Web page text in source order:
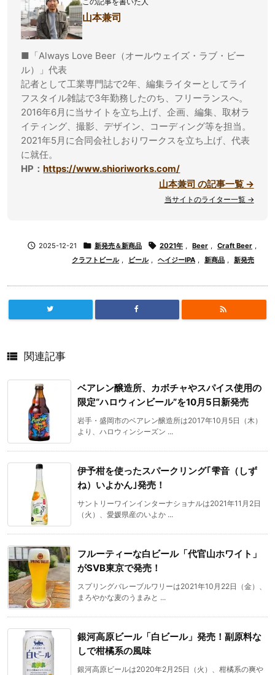
山本兼司
■「Always Love Beer（オールウェイズ・ラブ・ビー
ル）」代表
記者として工業専門誌で2年、編集ライターとしてライ
フスタイル雑誌で3年勤務したのち、フリーランスへ。
2016年6月に当サイトを立ち上げ、企画、編集、取材ラ
イティング、撮影、デザイン、コーディング等を担当。
2021年5月に合同会社しおりワークスを立ち上げ、代表
に就任。
HP：https://www.shioriworks.com/
山本兼司 の記事一覧 →
当サイトのライター一覧 →
 2025-12-21  新発売＆新商品  2021年 Beer Craft Beer
クラフトビール
ビール ヘイジーIPA 新商品 新発売

 関連記事
ベアレン醸造所、カボチャやスパイス使用の
限定“ハロウィンビール”を10月5日新発売
岩手・盛岡市のベアレン醸造所は2017年10月5日（木）
より、ハロウィンシーズン ...
伊予柑を使ったスパークリング｢雫音（しず
ね）いよかん｣発売！
サントリーワインインターナショナルは2021年11月2日
（火）、愛媛県産のいよか ...
フルーティーな白ビール「代官山ホワイト」
がSVB東京で発売！
スプリングバレーブルワリーは2021年10月22日（金）、
まろやかな麦のうまみと ...
銀河高原ビール「白ビール」発売！副原料な
しで柑橘系の風味
銀河高原ビールは2020年2月25日（火）、柑橘系の爽や